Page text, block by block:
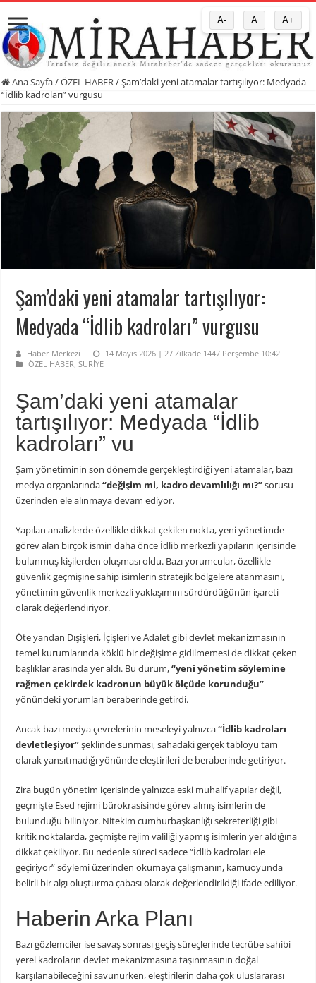
Ana Sayfa/ÖZEL HABER /Şam’daki yeni atamalar tartışılıyor: Medyada
“İdlib kadroları” vurgusu
Şam’daki yeni atamalar tartışılıyor:
Medyada “İdlib kadroları” vurgusu
Haber Merkezi
14 Mayıs 2026 | 27 Zilkade 1447 Perşembe 10:42
ÖZEL HABER,SURİYE
Şam’daki yeni atamalar
tartışılıyor: Medyada “İdlib
kadroları” vu
Şam yönetiminin son dönemde gerçekleştirdiği yeni atamalar, bazı
medya organlarında“değişim mi, kadro devamlılığı mı?”sorusu
üzerinden ele alınmaya devam ediyor.
Yapılan analizlerde özellikle dikkat çekilen nokta, yeni yönetimde
görev alan birçok ismin daha önce İdlib merkezli yapıların içerisinde
bulunmuş kişilerden oluşması oldu. Bazı yorumcular, özellikle
güvenlik geçmişine sahip isimlerin stratejik bölgelere atanmasını,
yönetimin güvenlik merkezli yaklaşımını sürdürdüğünün işareti
olarak değerlendiriyor.
Öte yandan Dışişleri, İçişleri ve Adalet gibi devlet mekanizmasının
temel kurumlarında köklü bir değişime gidilmemesi de dikkat çeken
başlıklar arasında yer aldı. Bu durum,“yeni yönetim söylemine
rağmen çekirdek kadronun büyük ölçüde korunduğu”
yönündeki yorumları beraberinde getirdi.
Ancak bazı medya çevrelerinin meseleyi yalnızca“İdlib kadroları
devletleşiyor”şeklinde sunması, sahadaki gerçek tabloyu tam
olarak yansıtmadığı yönünde eleştirileri de beraberinde getiriyor.
Zira bugün yönetim içerisinde yalnızca eski muhalif yapılar değil,
geçmişte Esed rejimi bürokrasisinde görev almış isimlerin de
bulunduğu biliniyor. Nitekim cumhurbaşkanlığı sekreterliği gibi
kritik noktalarda, geçmişte rejim valiliği yapmış isimlerin yer aldığına
dikkat çekiliyor. Bu nedenle süreci sadece “İdlib kadroları ele
geçiriyor” söylemi üzerinden okumaya çalışmanın, kamuoyunda
belirli bir algı oluşturma çabası olarak değerlendirildiği ifade ediliyor.
Haberin Arka Planı
Bazı gözlemciler ise savaş sonrası geçiş süreçlerinde tecrübe sahibi
yerel kadroların devlet mekanizmasına taşınmasının doğal
karşılanabileceğini savunurken, eleştirilerin daha çok uluslararası
A- A A+